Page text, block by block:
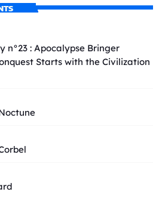
n°23 : Apocalypse Bringer
Starts with the Civilization